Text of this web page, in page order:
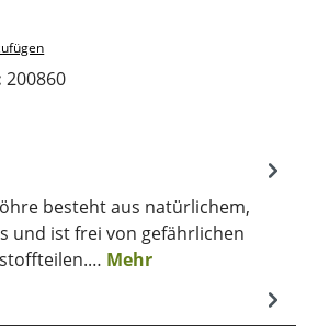
200860
besteht aus natürlichem,
und ist frei von gefährlichen
Mehr